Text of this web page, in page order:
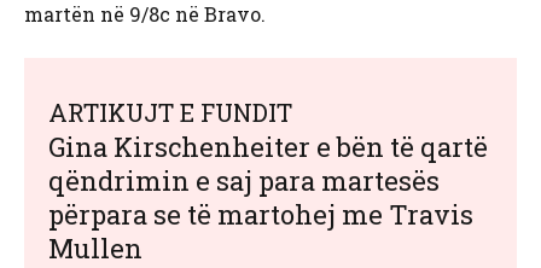
martën në 9/8c në Bravo.
ARTIKUJT E FUNDIT
Gina Kirschenheiter e bën të qartë
qëndrimin e saj para martesës
përpara se të martohej me Travis
Mullen